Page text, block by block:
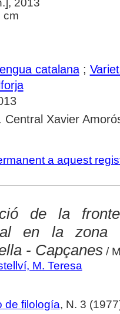
2013
cm
catalana;
Central Xavier
a aquest
de la
en la
- Capçanes/
M. Teresa
de filología, N. 3